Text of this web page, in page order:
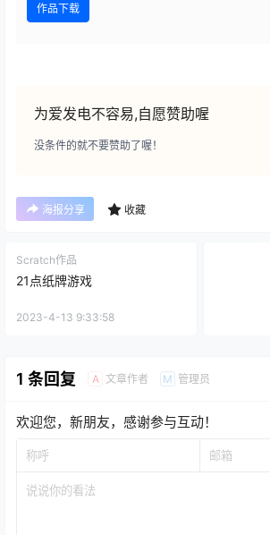
作品下载
为爱发电不容易,自愿赞助喔
没条件的就不要赞助了喔！
海报分享 收藏
Scratch作品
21点纸牌游戏
2023-4-13 9:33:58
1 条回复 A 文章作者 M 管理员
欢迎您，新朋友，感谢参与互动！